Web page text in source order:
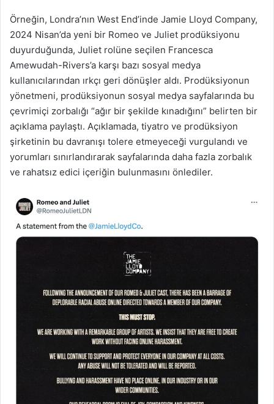
Örneğin, Londra’nın West End’inde Jamie Lloyd Company,
2024 Nisan’da yeni bir Romeo ve Juliet prodüksiyonu
duyurduğunda, Juliet rolüne seçilen Francesca
Amewudah-Rivers’a karşı bazı sosyal medya
kullanıcılarından ırkçı geri dönüşler aldı. Prodüksiyonun
yönetmeni, prodüksiyonun sosyal medya sayfalarında bu
çevrimiçi zorbalığı “ağır bir şekilde kınadığını” belirten bir
açıklama paylaştı. Açıklamada, tiyatro ve prodüksiyon
şirketinin bu davranışı tolere etmeyeceği vurgulandı ve
yorumları sınırlandırarak sayfalarında daha fazla zorbalık
ve rahatsız edici içeriğin bulunmasını önlediler.